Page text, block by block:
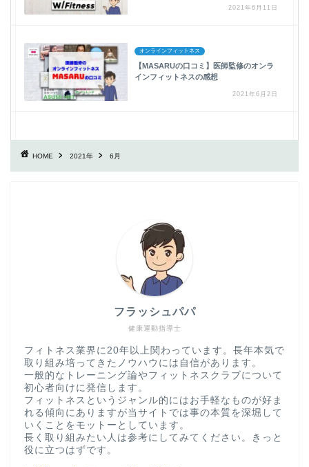
2021年6月11日
オンラインフィットネス
【MASARUの口コミ】医師監修のオンラ
インフィットネスの感想
2021年6月2日
HOME 2021年 6月
健康運動指導士
フラッシュパパ
フィトネス業界に20年以上関わっています。長年本気で
取り組み培ってきたノウハウには自信があります。
一般的なトレーニング論やフィットネスクラブについて
初心者向けに発信します。
フィットネスというジャンル的にはお手軽なものが好ま
れる傾向にありますが当サイトでは事の本質を深堀して
いくことをモットーとしています。
長く取り組みたい人は参考にしてみてください。きっと
役に立つはずです。